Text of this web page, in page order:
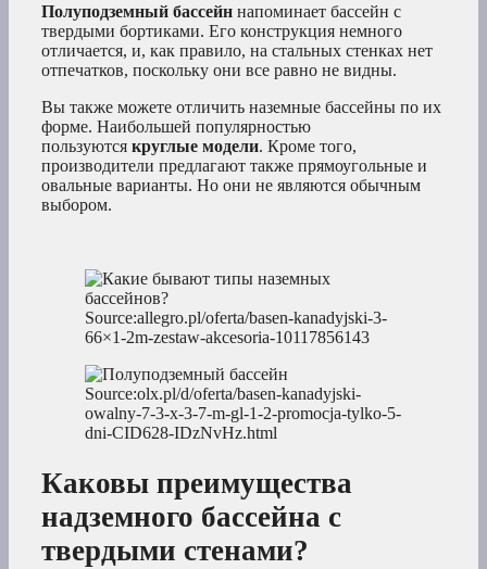
Полуподземный бассейн напоминает бассейн с
твердыми бортиками. Его конструкция немного
отличается, и, как правило, на стальных стенках нет
отпечатков, поскольку они все равно не видны.
Вы также можете отличить наземные бассейны по их
форме. Наибольшей популярностью
пользуются круглые модели. Кроме того,
производители предлагают также прямоугольные и
овальные варианты. Но они не являются обычным
выбором.
Source:allegro.pl/oferta/basen-kanadyjski-3-
66×1-2m-zestaw-akcesoria-10117856143
Source:olx.pl/d/oferta/basen-kanadyjski-
owalny-7-3-x-3-7-m-gl-1-2-promocja-tylko-5-
dni-CID628-IDzNvHz.html
Каковы преимущества
надземного бассейна с
твердыми стенами?